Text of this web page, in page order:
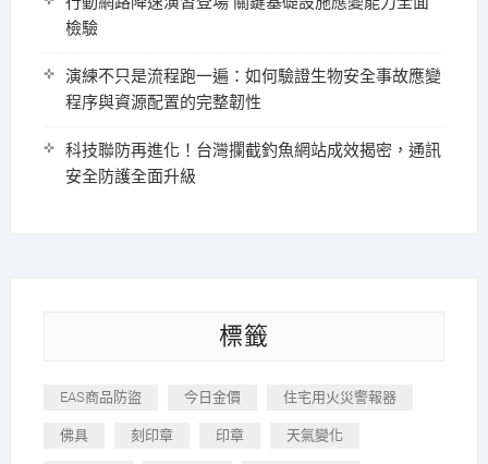
檢驗
演練不只是流程跑一遍：如何驗證生物安全事故應變
程序與資源配置的完整韌性
科技聯防再進化！台灣攔截釣魚網站成效揭密，通訊
安全防護全面升級
標籤
EAS商品防盜 今日金價 住宅用火災警報器
佛具 刻印章 印章 天氣變化